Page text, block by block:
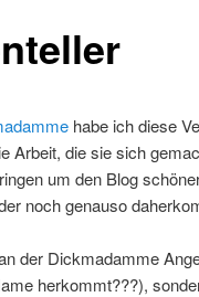
habe ich diese
Arbeit, die sie sich
um den Blog
noch genauso
der Dickmadamme
herkommt???),